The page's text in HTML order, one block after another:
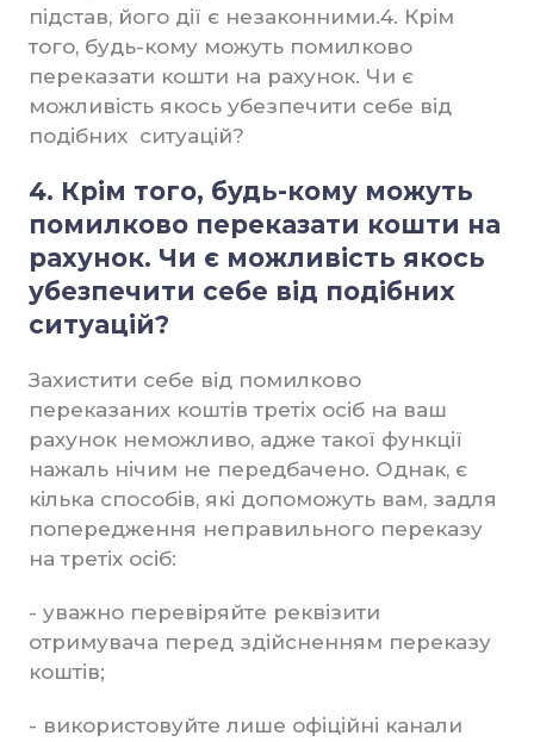
підстав, його дії є незаконними.4. Крім
того, будь-кому можуть помилково
переказати кошти на рахунок. Чи є
можливість якось убезпечити себе від
подібних ситуацій?
4. Крім того, будь-кому можуть
помилково переказати кошти на
рахунок. Чи є можливість якось
убезпечити себе від подібних
ситуацій?
Захистити себе від помилково
переказаних коштів третіх осіб на ваш
рахунок неможливо, адже такої функції
нажаль нічим не передбачено. Однак, є
кілька способів, які допоможуть вам, задля
попередження неправильного переказу
на третіх осіб:
- уважно перевіряйте реквізити
отримувача перед здійсненням переказу
коштів;
- використовуйте лише офіційні канали